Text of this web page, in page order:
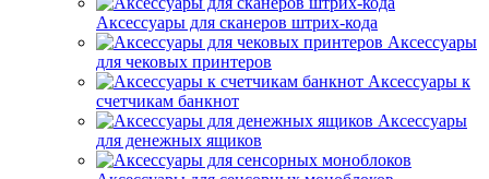
Аксессуары для сканеров штрих-кода
Аксессуары
для чековых принтеров
Аксессуары к
счетчикам банкнот
Аксессуары
для денежных ящиков